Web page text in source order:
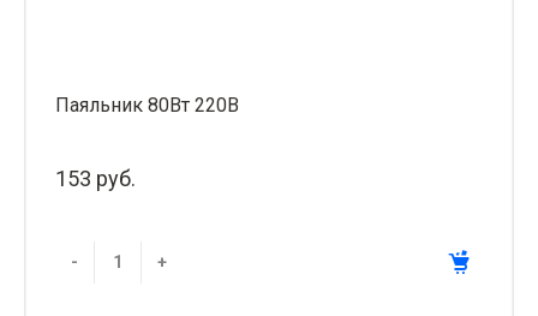
Паяльник 80Вт 220В
153 руб.
- +